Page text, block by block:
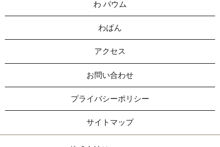
わ バウム
わぱん
アクセス
お問い合わせ
プライバシーポリシー
サイトマップ